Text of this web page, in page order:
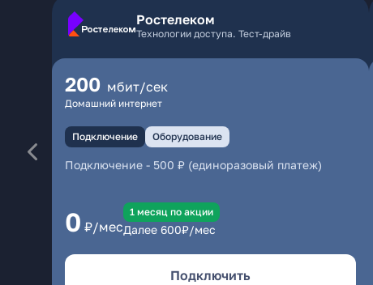
Ростелеком
Технологии доступа. Тест-драйв
200 мбит/сек
Домашний интернет
Подключение Оборудование
Подключение - 500 ₽ (единоразовый платеж)
0 ₽/мес
1 месяц по акции
Далее 600₽/мес
Подключить